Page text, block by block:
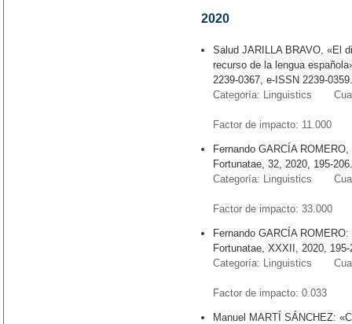
2020
Salud JARILLA BRAVO, «El
recurso de la lengua
2239-0367, e-ISSN 2239-0359.
Categoría: Linguistics
Factor de impacto:
Fernando GARCÍA
Fortunatae, 32, 2020, 195-
Categoría: Linguistics
Factor de impacto:
Fernando GARCÍA
Fortunatae, XXXII, 2020,
Categoría: Linguistics
Factor de impacto:
Manuel MARTÍ SÁNCHEZ: